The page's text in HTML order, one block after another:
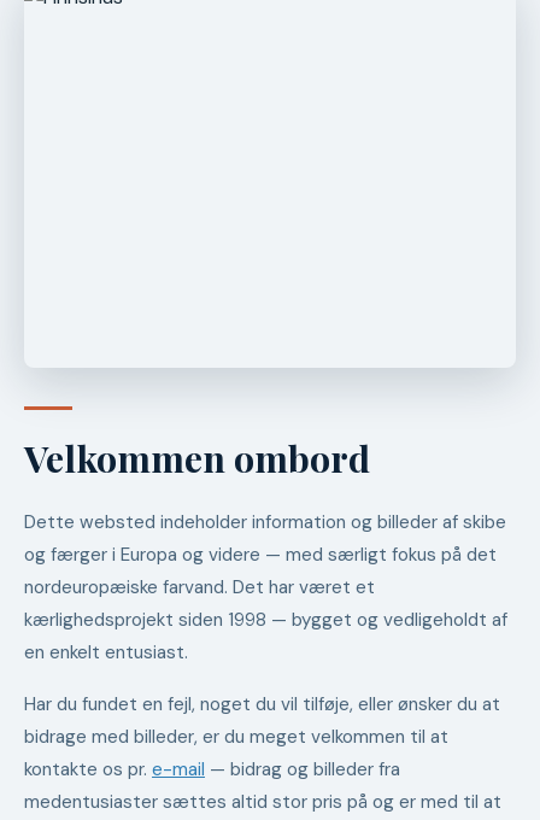
Velkommen ombord
Dette websted indeholder information og billeder af skibe
og færger i Europa og videre — med særligt fokus på det
nordeuropæiske farvand. Det har været et
kærlighedsprojekt siden 1998 — bygget og vedligeholdt af
en enkelt entusiast.
Har du fundet en fejl, noget du vil tilføje, eller ønsker du at
bidrage med billeder, er du meget velkommen til at
kontakte os pr. e-mail — bidrag og billeder fra
medentusiaster sættes altid stor pris på og er med til at